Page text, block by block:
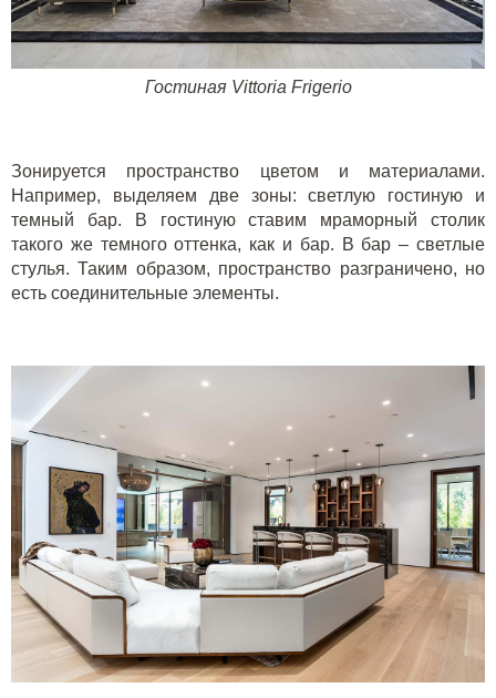
Гостиная Vittoria Frigerio
Зонируется пространство цветом и материалами.
Например, выделяем две зоны: светлую гостиную и
темный бар. В гостиную ставим мраморный столик
такого же темного оттенка, как и бар. В бар– светлые
стулья. Таким образом, пространство разграничено, но
есть соединительные элементы.